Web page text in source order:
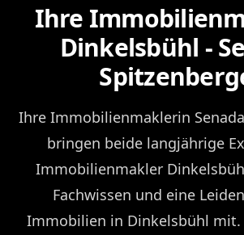
Ihre
Dinkelsbühl -
Ihre Immobilienmaklerin
bringen beide langjährige
Immobilienmakler
Fachwissen und eine
Immobilien in Dinkelsbühl mit.